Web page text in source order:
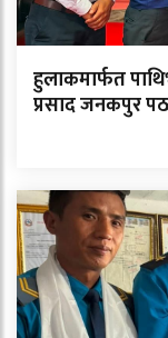
हुलाकमार्फत
प्रसाद जनकपुर